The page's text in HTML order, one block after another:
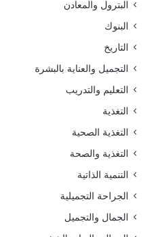
البترول والمعادن
البنوك
التاريخ
التجميل والعناية بالبشرة
التعليم والتدريب
التغذية
التغذية الصحية
التغذية والصحة
التنمية الذاتية
الجراحة التجميلية
الجمال والتجميل